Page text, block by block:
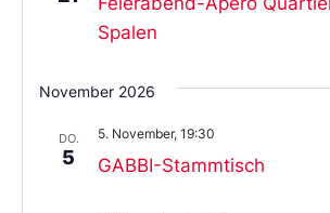
Spalen
November 2026
DO.
5 GABBI-Stammtisch
5. November, 19:30